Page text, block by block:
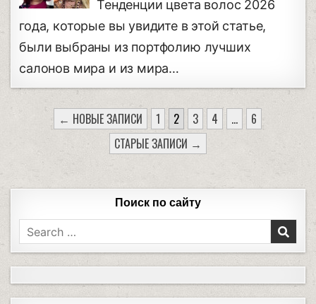
Тенденции цвета волос 2026
года, которые вы увидите в этой статье,
были выбраны из портфолию лучших
салонов мира и из мира…
← НОВЫЕ ЗАПИСИ 1 2 3 4 …
6
СТАРЫЕ ЗАПИСИ →
Поиск по сайту